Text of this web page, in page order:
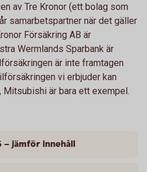
av Tre Kronor (ett bolag som
samarbetspartner när det gäller
Försäkring AB är
Wermlands Sparbank är
är inte framtagen
vi erbjuder kan
är bara ett exempel.
– jämför innehåll